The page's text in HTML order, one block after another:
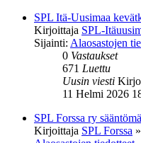
SPL Itä-Uusimaa
Kirjoittaja SPL-
Sijainti: Alaosastojen
0 Vastaukset
671 Luettu
Uusin viesti
11 Helmi 2026
SPL Forssa ry
Kirjoittaja SPL Forssa »